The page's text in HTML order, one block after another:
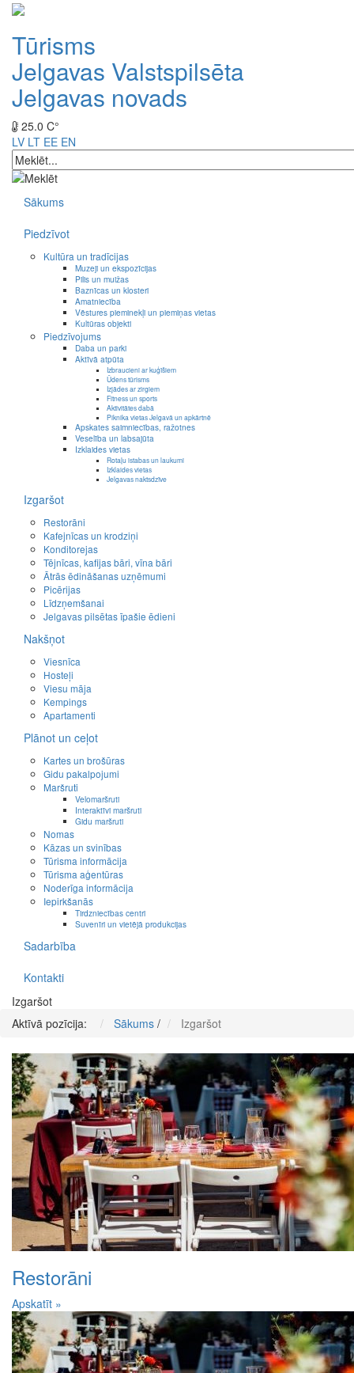
Tūrisms
Jelgavas Valstspilsēta
Jelgavas novads
25.0 C°
LV LT EE EN
Sākums
Piedzīvot
Kultūra un tradīcijas
Muzeji un ekspozīcijas
Pilis un muižas
Baznīcas un klosteri
Amatniecība
Vēstures pieminekļi un piemiņas vietas
Kultūras objekti
Piedzīvojums
Daba un parki
Aktīvā atpūta
Izbraucieni ar kuģīšiem
Ūdens tūrisms
Izjādes ar zirgiem
Fitness un sports
Aktivitātes dabā
Piknika vietas Jelgavā un apkārtnē
Apskates saimniecības, ražotnes
Veselība un labsajūta
Izklaides vietas
Rotaļu istabas un laukumi
Izklaides vietas
Jelgavas naktsdzīve
Izgaršot
Restorāni
Kafejnīcas un krodziņi
Konditorejas
Tējnīcas, kafijas bāri, vīna bāri
Ātrās ēdināšanas uzņēmumi
Picērijas
Līdzņemšanai
Jelgavas pilsētas īpašie ēdieni
Nakšņot
Viesnīca
Hosteļi
Viesu māja
Kempings
Apartamenti
Plānot un ceļot
Kartes un brošūras
Gidu pakalpojumi
Maršruti
Velomaršruti
Interaktīvi maršruti
Gidu maršruti
Nomas
Kāzas un svinības
Tūrisma informācija
Tūrisma aģentūras
Noderīga informācija
Iepirkšanās
Tirdzniecības centri
Suvenīri un vietējā produkcijas
Sadarbība
Kontakti
Izgaršot
Aktīvā pozīcija:
Sākums / Izgaršot
Restorāni
Apskatīt »